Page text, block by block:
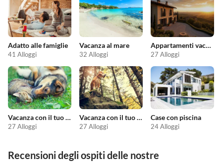
Adatto alle famiglie
41 Alloggi
Vacanza al mare
32 Alloggi
Appartamenti vacanze economici
27 Alloggi
Vacanza con il tuo animale domestico
27 Alloggi
Vacanza con il tuo cane
27 Alloggi
Case con piscina
24 Alloggi
Recensioni degli ospiti delle nostre